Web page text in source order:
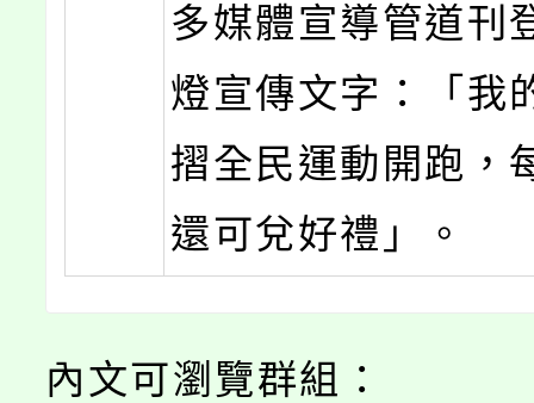
多媒體宣導管道刊
燈宣傳文字：「我
摺全民運動開跑，
還可兌好禮」。
內文可瀏覽群組：